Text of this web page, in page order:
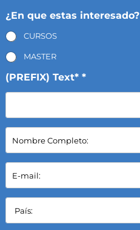
¿En que estas interesado?
CURSOS
MASTER
(PREFIX) Text* *
N
m
b
e
C
m
E
m
a
l
P
í